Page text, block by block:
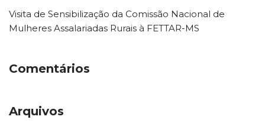
Visita de Sensibilização da Comissão Nacional de
Mulheres Assalariadas Rurais à FETTAR-MS
Comentários
Arquivos